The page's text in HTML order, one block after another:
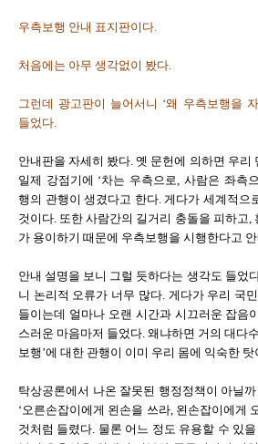
우측보행 안내 표지판이다.
처음에는 아무 생각없이 봤다.
그런데 광고판이 늘어서니 ‘왜 우측보행을
들었다.
안내판을 자세히 봤다. 옛 문헌에 의하면 우리
일제 강점기에 ‘차는 우측으로, 사람은 좌측
행의 관행이 생겼다고 한다. 게다가 세계적으
것이다. 또한 사람간의 길거리 충돌을 피하고,
가 용이하기 때문에 우측보행을 시행한다고
안내 설명을 보니 그럴 듯하다는 생각도 들었
니 논리적 오류가 너무 많다. 게다가 우리 국
들이는데 얼마나 오랜 시간과 시끄러운 잡음
스러운 마음마저 들었다. 왜냐하면 거의 대다
보행’에 대한 관행이 이미 우리 몸에 익숙한 탓
탁상공론에서 나온 잘못된 행정정책이 아닐
‘오른손잡이에게 왼손을 쓰라, 왼손잡이에게
것처럼 들렸다. 물론 어느 정도 유용할 수 있